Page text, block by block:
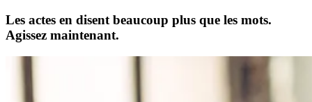
Les actes en disent beaucoup plus que les mots.
Agissez maintenant.